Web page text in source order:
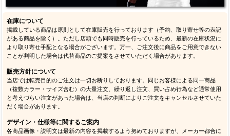
在庫について
掲載している商品は原則として在庫販売を行っております（予約、取り寄せ等の表記
がある商品を除く）。ただし店頭でも同時販売を行っているため、最新の在庫状況に
より取り寄せ手配となる場合がございます。万一、ご注文後に商品をご用意できない
ことが判明した場合は代替商品のご提案をさせていただく場合があります。
販売方針について
当店では転売目的のご注文は一切お断りしております。同じお客様による同一商品
（複数カラー・サイズ含む）の大量注文、繰り返し注文、買い占め行為など通常使用
と考えづらい注文があった場合は、当店の判断によりご注文をキャンセルさせていた
だく場合があります。
デザイン・仕様等に関するご案内
各商品画像・説明文は最新の内容を掲載するよう努めておりますが、メーカー都合に